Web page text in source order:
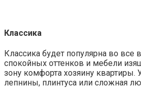
Классика
Классика будет популярна во все
спокойных оттенков и мебели
зону комфорта хозяину квартиры.
лепнины, плинтуса или сложная